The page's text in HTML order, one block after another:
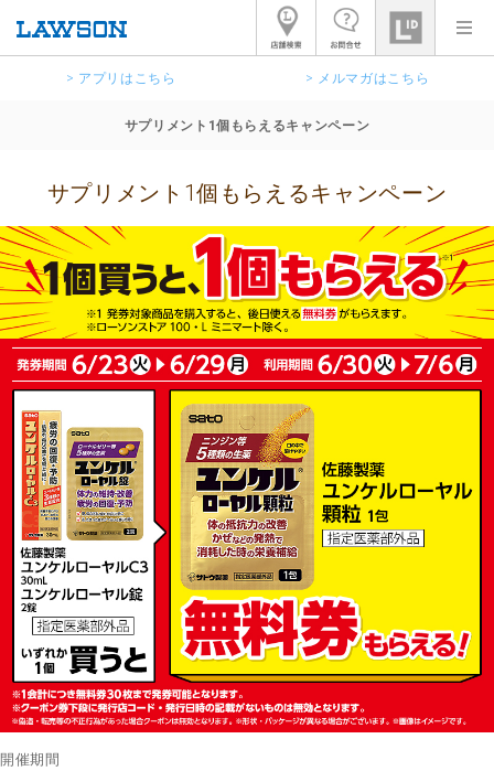
> アプリはこちら > メルマガはこちら
サプリメント1個もらえるキャンペーン
サプリメント1個もらえるキャンペーン
開催期間